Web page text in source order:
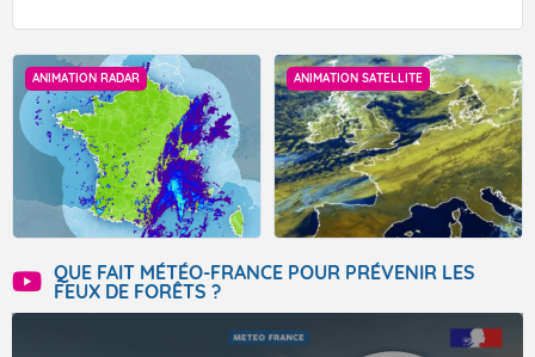
ANIMATION RADAR ANIMATION SATELLITE
QUE FAIT MÉTÉO-FRANCE POUR PRÉVENIR LES
FEUX DE FORÊTS ?